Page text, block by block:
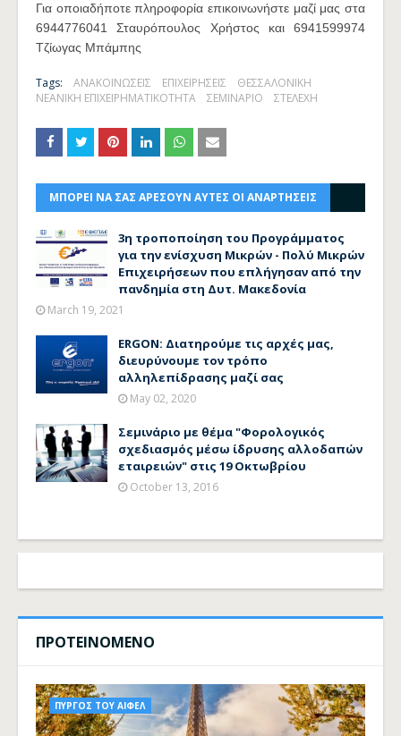
Για οποιαδήποτε πληροφορία επικοινωνήστε μαζί μας στα
6944776041 Σταυρόπουλος Χρήστος και 6941599974
Τζίωγας Μπάμπης
Tags: ΑΝΑΚΟΙΝΩΣΕΙΣ ΕΠΙΧΕΙΡΗΣΕΙΣ
ΘΕΣΣΑΛΟΝΙΚΗ
ΝΕΑΝΙΚΗ ΕΠΙΧΕΙΡΗΜΑΤΙΚΟΤΗΤΑ
ΣΕΜΙΝΑΡΙΟ ΣΤΕΛΕΧΗ
ΜΠΟΡΕΙ ΝΑ ΣΑΣ ΑΡΕΣΟΥΝ ΑΥΤΕΣ ΟΙ ΑΝΑΡΤΗΣΕΙΣ
3η τροποποίηση του Προγράμματος
για την ενίσχυση Μικρών - Πολύ Μικρών
Επιχειρήσεων που επλήγησαν από την
πανδημία στη Δυτ. Μακεδονία
March 19, 2021
ERGON: Διατηρούμε τις αρχές μας,
διευρύνουμε τον τρόπο
αλληλεπίδρασης μαζί σας
May 02, 2020
Σεμινάριο με θέμα "Φορολογικός
σχεδιασμός μέσω ίδρυσης αλλοδαπών
εταιρειών" στις 19 Οκτωβρίου
October 13, 2016
ΠΡΟΤΕΙΝΟΜΕΝΟ
ΠΥΡΓΟΣ ΤΟΥ ΑΙΦΕΛ